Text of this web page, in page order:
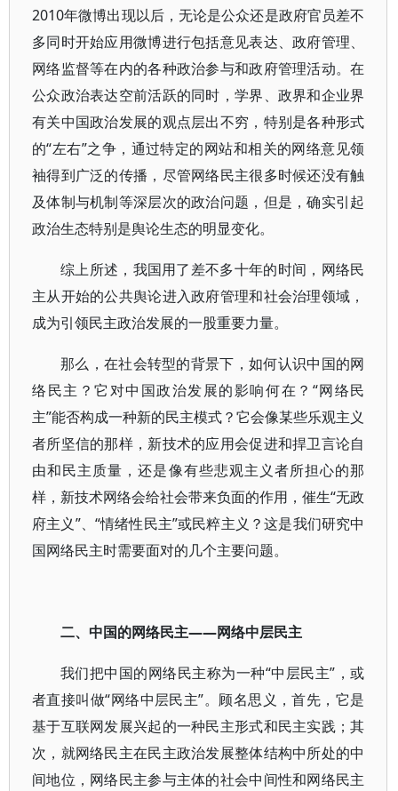
2010年微博出现以后，无论是公众还是政府官员差不
多同时开始应用微博进行包括意见表达、政府管理、
网络监督等在内的各种政治参与和政府管理活动。在
公众政治表达空前活跃的同时，学界、政界和企业界
有关中国政治发展的观点层出不穷，特别是各种形式
的“左右”之争，通过特定的网站和相关的网络意见领
袖得到广泛的传播，尽管网络民主很多时候还没有触
及体制与机制等深层次的政治问题，但是，确实引起
政治生态特别是舆论生态的明显变化。
综上所述，我国用了差不多十年的时间，网络民
主从开始的公共舆论进入政府管理和社会治理领域，
成为引领民主政治发展的一股重要力量。
那么，在社会转型的背景下，如何认识中国的网
络民主？它对中国政治发展的影响何在？“网络民
主”能否构成一种新的民主模式？它会像某些乐观主义
者所坚信的那样，新技术的应用会促进和捍卫言论自
由和民主质量，还是像有些悲观主义者所担心的那
样，新技术网络会给社会带来负面的作用，催生“无政
府主义”、“情绪性民主”或民粹主义？这是我们研究中
国网络民主时需要面对的几个主要问题。
二、中国的网络民主——网络中层民主
我们把中国的网络民主称为一种“中层民主”，或
者直接叫做“网络中层民主”。顾名思义，首先，它是
基于互联网发展兴起的一种民主形式和民主实践；其
次，就网络民主在民主政治发展整体结构中所处的中
间地位，网络民主参与主体的社会中间性和网络民主